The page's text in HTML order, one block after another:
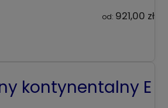
od: 921,00 zł
kontynentalny E